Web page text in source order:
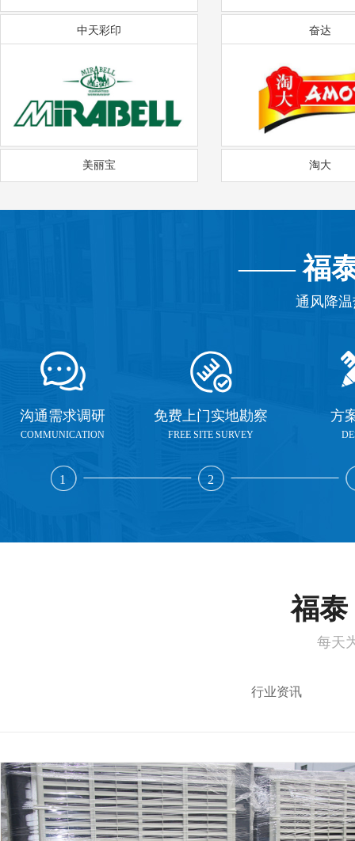
中天彩印 奋达
美丽宝 淘大
——福
通风降
沟通需求调研
COMMUNICATION
1
免费上门实地勘察
FREE SITE SURVEY
2
方
福泰
每天
行业资讯